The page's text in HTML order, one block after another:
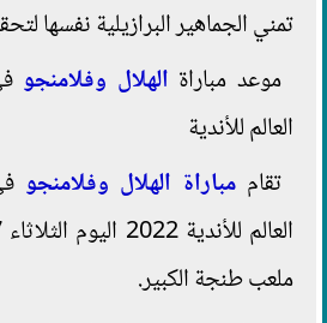
تمني الجماهير البرازيلية نفسها
موعد مباراة الهلال وفلامنجو
العالم للأندية
تقام مباراة الهلال وفلامنجو
ملعب طنجة الكبير.